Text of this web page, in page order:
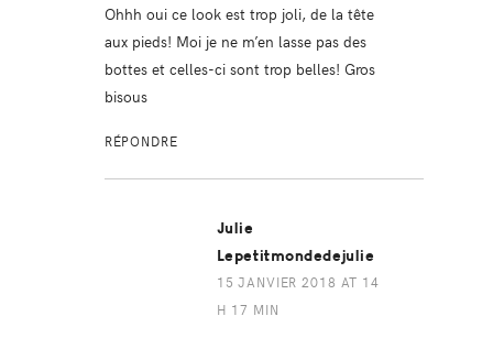
Ohhh oui ce look est trop joli, de la tête
aux pieds! Moi je ne m’en lasse pas des
bottes et celles-ci sont trop belles! Gros
bisous
RÉPONDRE
Julie
Lepetitmondedejulie
15 JANVIER 2018 AT 14
H 17 MIN